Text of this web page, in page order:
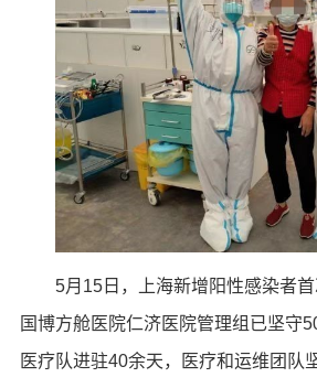
5月15日，上海新增阳性感染者
国博方舱医院仁济医院管理组已坚守
医疗队进驻40余天，医疗和运维团队